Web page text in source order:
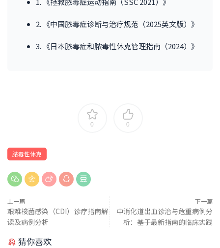
2. 《中国脓毒症诊断与治疗规范（2025英文版）》
3. 《日本脓毒症和脓毒性休克管理指南（2024）》
0 0
脓毒性休克
上一篇
艰难梭菌感染（CDI）诊疗指南解
读及病例分析
下一篇
中消化道出血诊治与危重病例分
析：基于最新指南的临床实践
猜你喜欢